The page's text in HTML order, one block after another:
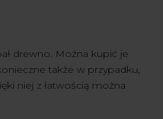
drewno. Można kupić je
także w przypadku,
niej z łatwością można